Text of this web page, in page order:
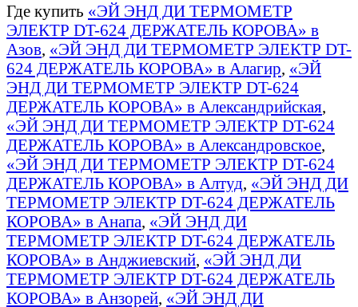
Где купить «ЭЙ ЭНД ДИ ТЕРМОМЕТР
ЭЛЕКТР DT-624 ДЕРЖАТЕЛЬ КОРОВА» в
Азов, «ЭЙ ЭНД ДИ ТЕРМОМЕТР ЭЛЕКТР DT-
624 ДЕРЖАТЕЛЬ КОРОВА» в Алагир, «ЭЙ
ЭНД ДИ ТЕРМОМЕТР ЭЛЕКТР DT-624
ДЕРЖАТЕЛЬ КОРОВА» в Александрийская,
«ЭЙ ЭНД ДИ ТЕРМОМЕТР ЭЛЕКТР DT-624
ДЕРЖАТЕЛЬ КОРОВА» в Александровское,
«ЭЙ ЭНД ДИ ТЕРМОМЕТР ЭЛЕКТР DT-624
ДЕРЖАТЕЛЬ КОРОВА» в Алтуд, «ЭЙ ЭНД ДИ
ТЕРМОМЕТР ЭЛЕКТР DT-624 ДЕРЖАТЕЛЬ
КОРОВА» в Анапа, «ЭЙ ЭНД ДИ
ТЕРМОМЕТР ЭЛЕКТР DT-624 ДЕРЖАТЕЛЬ
КОРОВА» в Анджиевский, «ЭЙ ЭНД ДИ
ТЕРМОМЕТР ЭЛЕКТР DT-624 ДЕРЖАТЕЛЬ
КОРОВА» в Анзорей, «ЭЙ ЭНД ДИ